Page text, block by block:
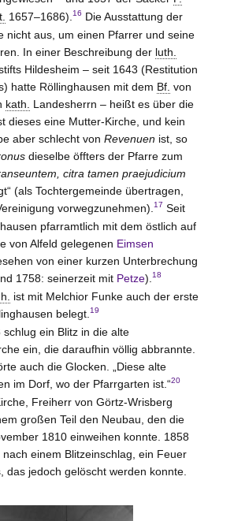
1657–1686). 16 Die Ausstattung der
nicht aus, um einen Pfarrer und seine
In einer Beschreibung der luth.
Hildesheim – seit 1643 (Restitution
hatte Röllinghausen mit dem Bf. von
kath.
Landesherrn – heißt es über die
dieses eine Mutter-Kirche, und kein
aber schlecht von Revenuen ist, so
dieselbe öffters der Pfarre zum
citra tamen praejudicium
(als Tochtergemeinde übertragen,
vorwegzunehmen). 17 Seit
pfarramtlich mit dem östlich auf
von Alfeld gelegenen Eimsen
von einer kurzen Unterbrechung
1758: seinerzeit mit Petze). 18
ist mit Melchior Funke auch der erste
belegt. 19
ein Blitz in die alte
ein, die daraufhin völlig abbrannte.
auch die Glocken. „Diese alte
im Dorf, wo der Pfarrgarten ist.“20
Freiherr von Görtz-Wrisberg
großen Teil den Neubau, den die
1810 einweihen konnte. 1858
einem Blitzeinschlag, ein Feuer
das jedoch gelöscht werden konnte.